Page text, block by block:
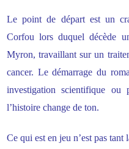
Le point de départ est un
Corfou lors duquel décède
Myron, travaillant sur un
cancer. Le démarrage du
investigation scientifique ou
l’histoire change de ton.
Ce qui est en jeu n’est pas